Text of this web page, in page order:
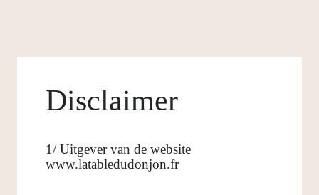
Disclaimer
1/ Uitgever van de website
www.latabledudonjon.fr